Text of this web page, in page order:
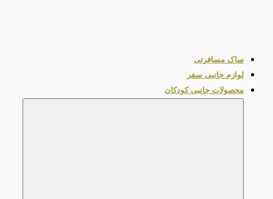
ساک مسافرتی
لوازم جانبی سفر
محصولات جانبی کودکان